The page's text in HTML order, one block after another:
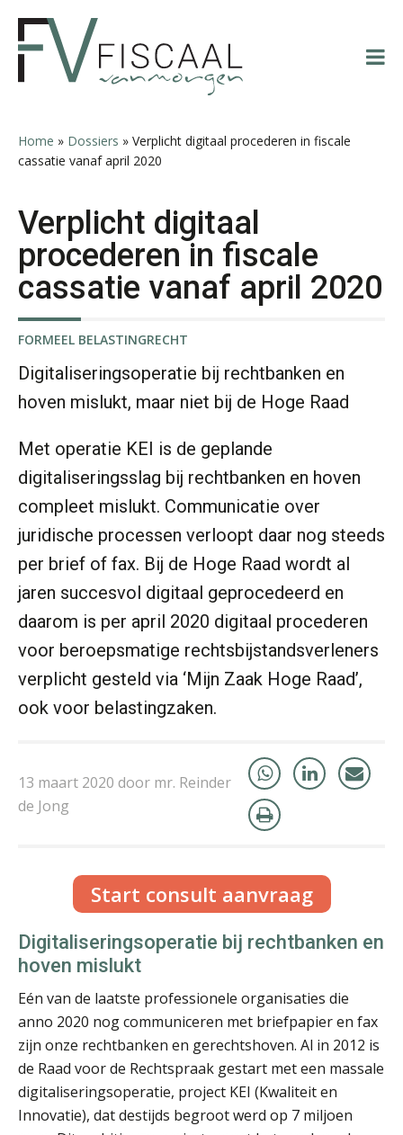
hoofdnavigatie
hoofd
eerste
voettekst
Home » Dossiers » Verplicht digitaal procederen in fiscale
cassatie vanaf april 2020
Verplicht digitaal
procederen in fiscale
cassatie vanaf april 2020
FORMEEL BELASTINGRECHT
Digitaliseringsoperatie bij rechtbanken en
hoven mislukt, maar niet bij de Hoge Raad
Met operatie KEI is de geplande
digitaliseringsslag bij rechtbanken en hoven
compleet mislukt. Communicatie over
juridische processen verloopt daar nog steeds
per brief of fax. Bij de Hoge Raad wordt al
jaren succesvol digitaal geprocedeerd en
daarom is per april 2020 digitaal procederen
voor beroepsmatige rechtsbijstandsverleners
verplicht gesteld via ‘Mijn Zaak Hoge Raad’,
ook voor belastingzaken.
13 maart 2020 door mr. Reinder
de Jong
Start consult aanvraag
Digitaliseringsoperatie bij rechtbanken en
hoven mislukt
Eén van de laatste professionele organisaties die
anno 2020 nog communiceren met briefpapier en fax
zijn onze rechtbanken en gerechtshoven. Al in 2012 is
de Raad voor de Rechtspraak gestart met een massale
digitaliseringsoperatie, project KEI (Kwaliteit en
Innovatie), dat destijds begroot werd op 7 miljoen
mr. Priscilla de Haas
mr. Michiel van der Pol
mr. Xander Arends
mr. Nienke ten Donkelaar
Paul Lenos LL.M
Kirsten Kievit LL.M
Mohamed Kaddour LL.M RB